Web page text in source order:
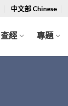
中文部 Chinese
查經 專題